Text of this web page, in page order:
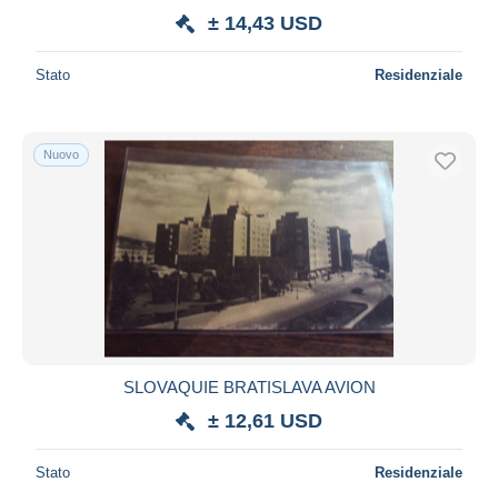
± 14,43 USD
Stato Residenziale
Nuovo
SLOVAQUIE BRATISLAVA AVION
± 12,61 USD
Stato Residenziale